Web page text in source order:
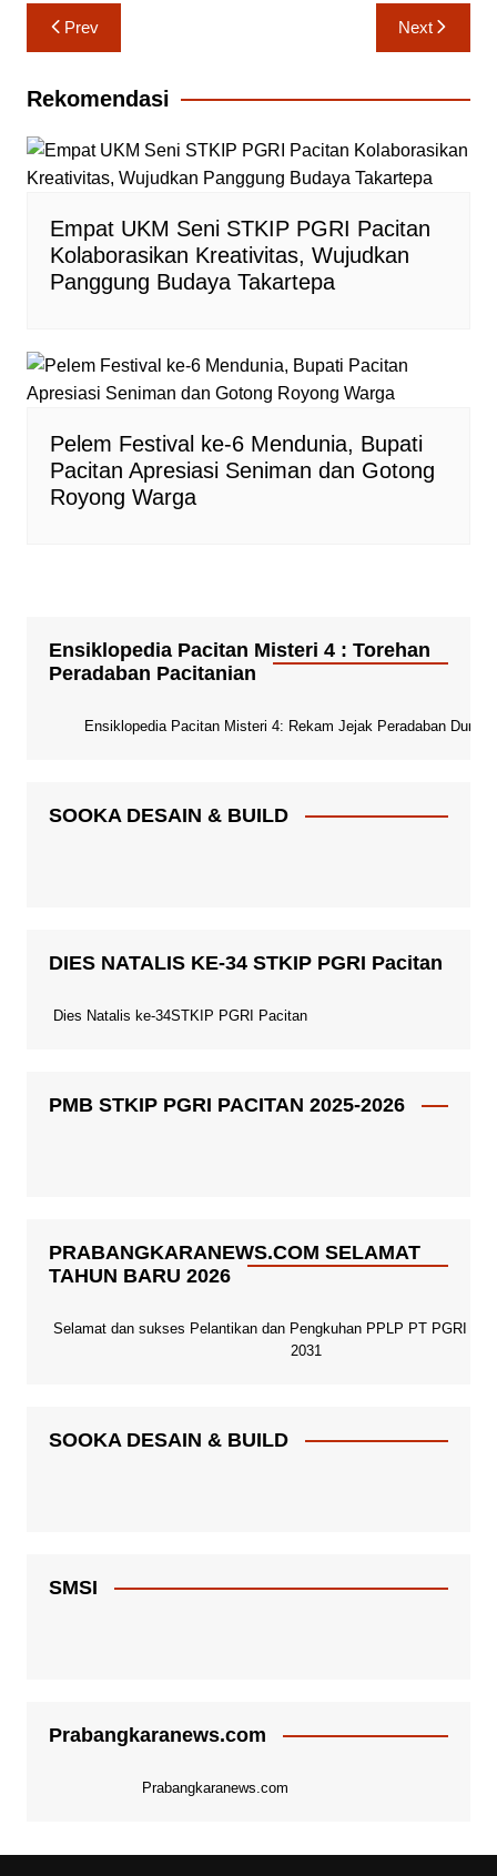
Navigasi
pos
Prev Next
Rekomendasi
Empat UKM Seni STKIP PGRI Pacitan
Kolaborasikan Kreativitas, Wujudkan
Panggung Budaya Takartepa
Pelem Festival ke-6 Mendunia, Bupati
Pacitan Apresiasi Seniman dan Gotong
Royong Warga
Ensiklopedia Pacitan Misteri 4 : Torehan
Peradaban Pacitanian
Ensiklopedia Pacitan Misteri 4: Rekam Jejak Peradaban Dunia
SOOKA DESAIN & BUILD
DIES NATALIS KE-34 STKIP PGRI Pacitan
Dies Natalis ke-34STKIP PGRI Pacitan
PMB STKIP PGRI PACITAN 2025-2026
PRABANGKARANEWS.COM SELAMAT
TAHUN BARU 2026
Selamat dan sukses Pelantikan dan Pengkuhan PPLP PT PGRI
2031
SOOKA DESAIN & BUILD
SMSI
Prabangkaranews.com
Prabangkaranews.com